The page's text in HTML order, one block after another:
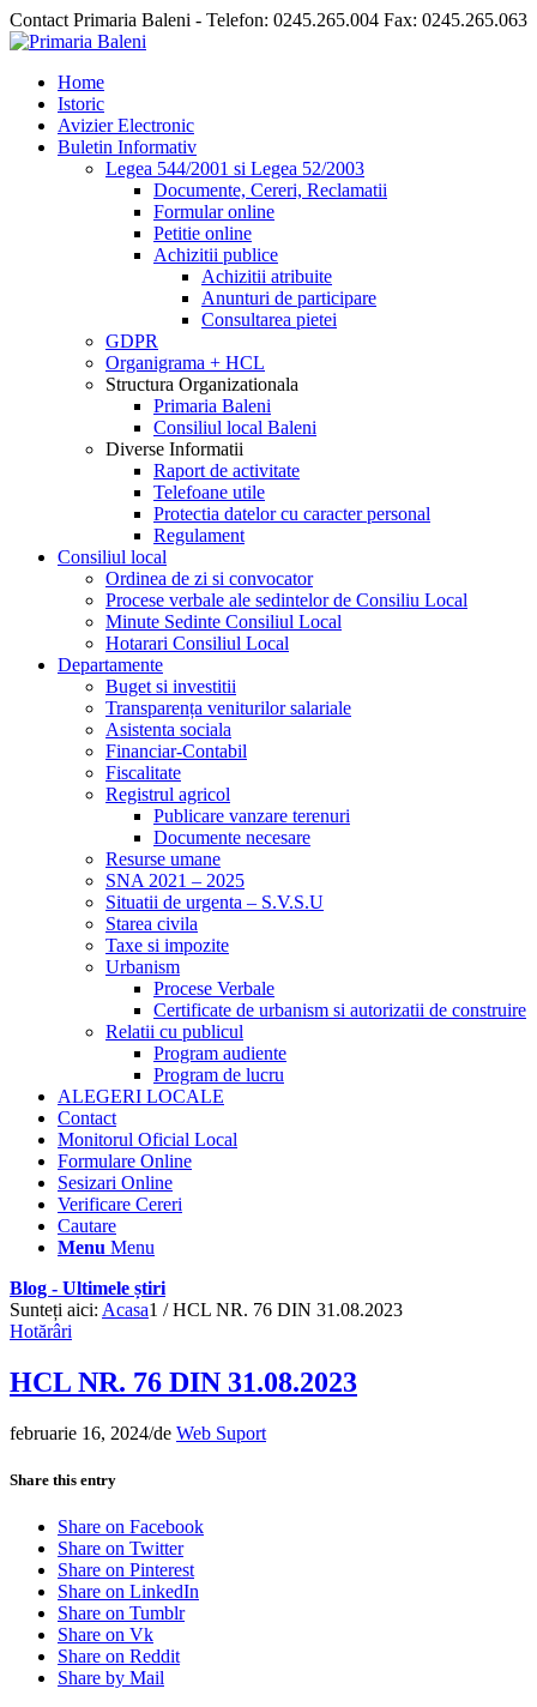
Contact Primaria Baleni - Telefon: 0245.265.004 Fax: 0245.265.063
Home
Istoric
Avizier Electronic
Buletin Informativ
Legea 544/2001 si Legea 52/2003
Documente, Cereri, Reclamatii
Formular online
Petitie online
Achizitii publice
Achizitii atribuite
Anunturi de participare
Consultarea pietei
GDPR
Organigrama + HCL
Structura Organizationala
Primaria Baleni
Consiliul local Baleni
Diverse Informatii
Raport de activitate
Telefoane utile
Protectia datelor cu caracter personal
Regulament
Consiliul local
Ordinea de zi si convocator
Procese verbale ale sedintelor de Consiliu Local
Minute Sedinte Consiliul Local
Hotarari Consiliul Local
Departamente
Buget si investitii
Transparența veniturilor salariale
Asistenta sociala
Financiar-Contabil
Fiscalitate
Registrul agricol
Publicare vanzare terenuri
Documente necesare
Resurse umane
SNA 2021 – 2025
Situatii de urgenta – S.V.S.U
Starea civila
Taxe si impozite
Urbanism
Procese Verbale
Certificate de urbanism si autorizatii de construire
Relatii cu publicul
Program audiente
Program de lucru
ALEGERI LOCALE
Contact
Monitorul Oficial Local
Formulare Online
Sesizari Online
Verificare Cereri
Cautare
Menu Menu
Blog - Ultimele știri
Sunteți aici: Acasa1 / HCL NR. 76 DIN 31.08.2023
Hotărâri
HCL NR. 76 DIN 31.08.2023
februarie 16, 2024/de Web Suport
Share this entry
Share on Facebook
Share on Twitter
Share on Pinterest
Share on LinkedIn
Share on Tumblr
Share on Vk
Share on Reddit
Share by Mail